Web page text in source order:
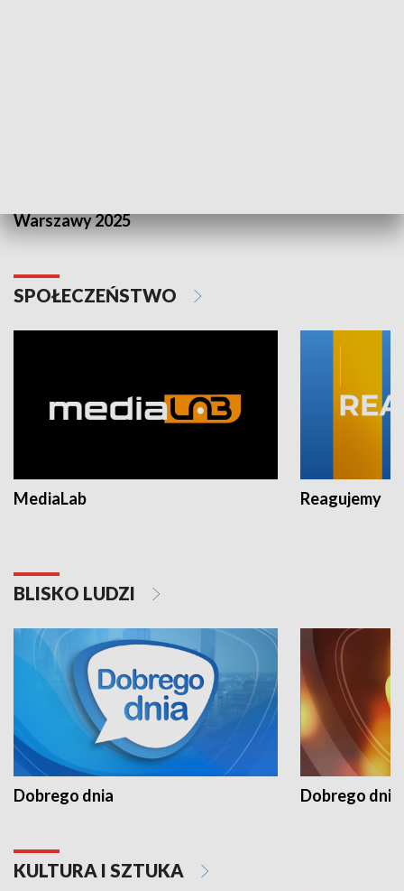
Warszawy 2025
SPOŁECZEŃSTWO
MediaLab Reagujemy
BLISKO LUDZI
Dobrego dnia Dobrego dnia
KULTURA I SZTUKA